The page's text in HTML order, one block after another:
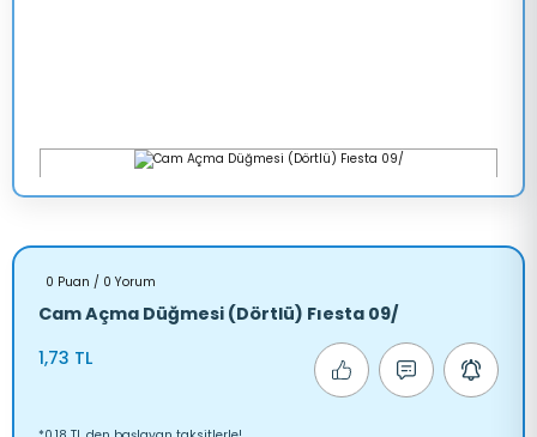
0 Puan / 0 Yorum
Cam Açma Düğmesi (Dörtlü) Fıesta 09/
1,73 TL